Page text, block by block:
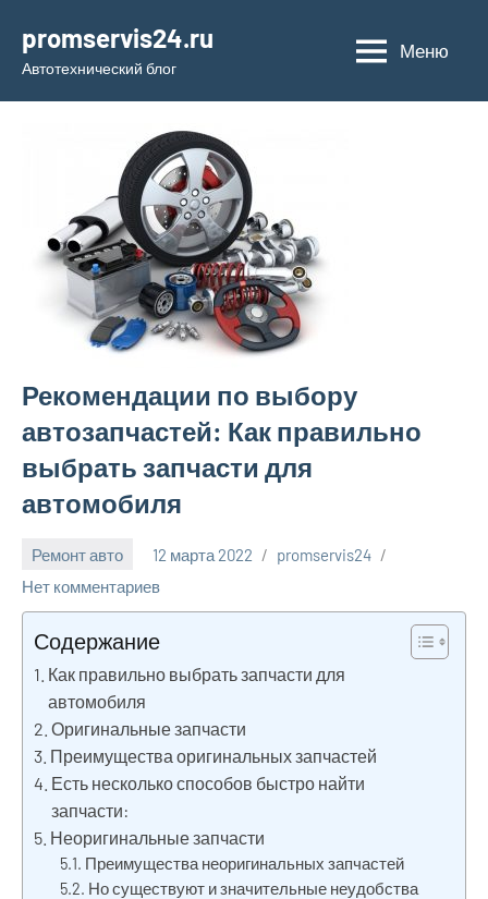
содержимому
promservis24.ru
Автотехнический блог
Меню
Рекомендации по выбору
автозапчастей: Как правильно
выбрать запчасти для
автомобиля
Ремонт авто 12 марта 2022
promservis24
Нет комментариев
Содержание
Как правильно выбрать запчасти для
автомобиля
Оригинальные запчасти
Преимущества оригинальных запчастей
Есть несколько способов быстро найти
запчасти:
Неоригинальные запчасти
Преимущества неоригинальных запчастей
Но существуют и значительные неудобства